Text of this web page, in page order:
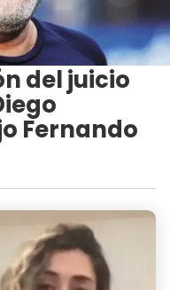
del juicio
Fernando